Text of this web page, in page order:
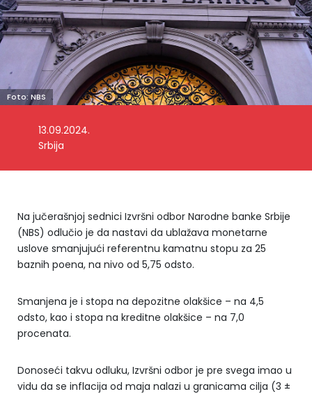
Foto: NBS
13.09.2024.
Srbija
Na jučerašnjoj sednici Izvršni odbor Narodne banke Srbije
(NBS) odlučio je da nastavi da ublažava monetarne
uslove smanjujući referentnu kamatnu stopu za 25
baznih poena, na nivo od 5,75 odsto.
Smanjena je i stopa na depozitne olakšice – na 4,5
odsto, kao i stopa na kreditne olakšice – na 7,0
procenata.
Donoseći takvu odluku, Izvršni odbor je pre svega imao u
vidu da se inflacija od maja nalazi u granicama cilja (3 ±